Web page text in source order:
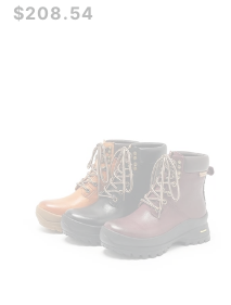
$208.54